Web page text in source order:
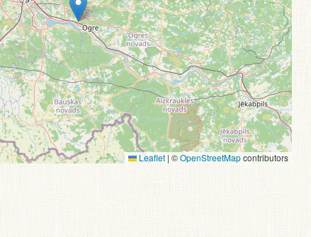
Leaflet |©OpenStreetMapcontributors